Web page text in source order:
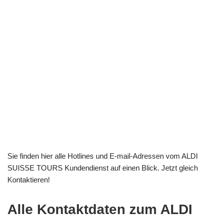
Sie finden hier alle Hotlines und E-mail-Adressen vom ALDI
SUISSE TOURS Kundendienst auf einen Blick. Jetzt gleich
Kontaktieren!
Alle Kontaktdaten zum ALDI